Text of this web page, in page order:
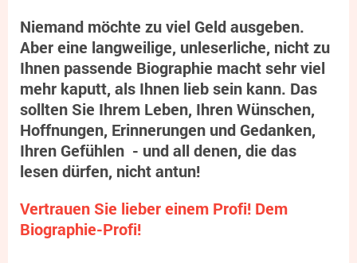
Niemand möchte zu viel Geld ausgeben.
Aber eine langweilige, unleserliche, nicht zu
Ihnen passende Biographie macht sehr viel
mehr kaputt, als Ihnen lieb sein kann. Das
sollten Sie Ihrem Leben, Ihren Wünschen,
Hoffnungen, Erinnerungen und Gedanken,
Ihren Gefühlen - und all denen, die das
lesen dürfen, nicht antun!
Vertrauen Sie lieber einem Profi! Dem
Biographie-Profi!